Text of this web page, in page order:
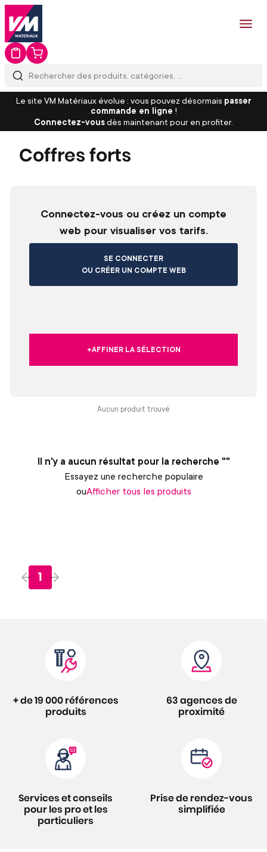
Le site VM Matériaux évolue : vous pouvez désormais passer
commande en ligne !
Connectez-vousdès maintenant pour en profiter.
Coffres forts
Connectez-vous ou créez un compte
web pour visualiser vos tarifs.
SE CONNECTER
OU CRÉER UN COMPTE WEB
+AFFINER LA SÉLECTION
Aucun produit trouvé
Il n'y a aucun résultat pour la recherche ""
Essayez une recherche populaire
ouAfficher tous les produits
1
+ de 19 000 références
produits
63 agences de
proximité
Services et conseils
pour les pro et les
particuliers
Prise de rendez-vous
simplifiée